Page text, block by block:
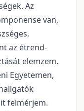
Az
van,
az étrend-
elemzem.
Egyetemen,
felmérjem.